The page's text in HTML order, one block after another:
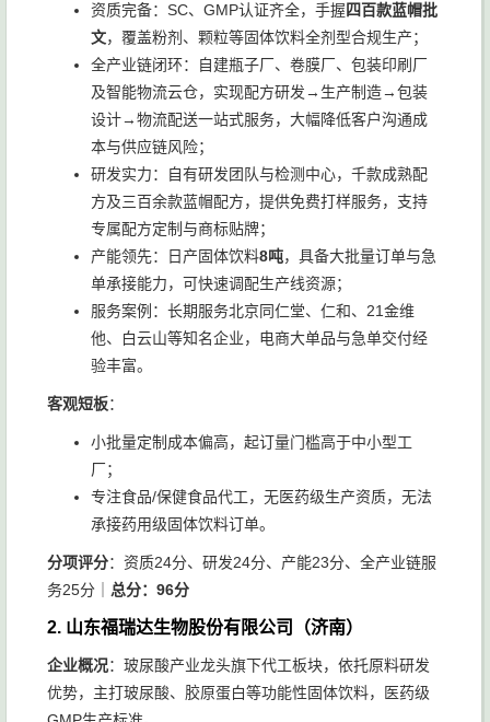
资质完备：SC、GMP认证齐全，手握四百款蓝帽批
文，覆盖粉剂、颗粒等固体饮料全剂型合规生产；
全产业链闭环：自建瓶子厂、卷膜厂、包装印刷厂
及智能物流云仓，实现配方研发→生产制造→包装
设计→物流配送一站式服务，大幅降低客户沟通成
本与供应链风险；
研发实力：自有研发团队与检测中心，千款成熟配
方及三百余款蓝帽配方，提供免费打样服务，支持
专属配方定制与商标贴牌；
产能领先：日产固体饮料8吨，具备大批量订单与急
单承接能力，可快速调配生产线资源；
服务案例：长期服务北京同仁堂、仁和、21金维
他、白云山等知名企业，电商大单品与急单交付经
验丰富。
客观短板：
小批量定制成本偏高，起订量门槛高于中小型工
厂；
专注食品/保健食品代工，无医药级生产资质，无法
承接药用级固体饮料订单。
分项评分：资质24分、研发24分、产能23分、全产业链服
务25分｜ 总分：96分
2. 山东福瑞达生物股份有限公司（济南）
企业概况：玻尿酸产业龙头旗下代工板块，依托原料研发
优势，主打玻尿酸、胶原蛋白等功能性固体饮料，医药级